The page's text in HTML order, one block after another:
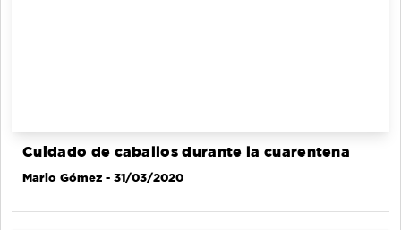
Cuidado de caballos durante la cuarentena
Mario Gómez - 31/03/2020